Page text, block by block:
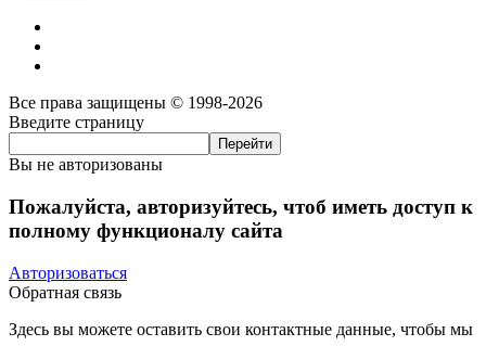
Все права защищены © 1998-2026
Введите страницу
Вы не авторизованы
Пожалуйста, авторизуйтесь, чтоб иметь доступ к
полному функционалу сайта
Авторизоваться
Обратная связь
Здесь вы можете оставить свои контактные данные, чтобы мы